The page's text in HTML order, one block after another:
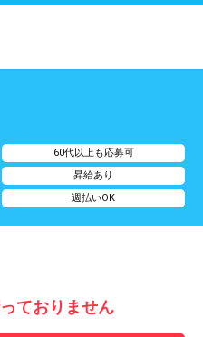
60代以上も応募可
昇給あり
週払いOK
ておりません